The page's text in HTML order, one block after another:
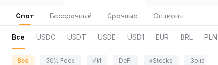
Спот Бессрочный Срочные Опционы
Все USDC USDT USDE USD1 EUR BRL PLN
Все 50% Fees ИИ DeFi xStocks Зона